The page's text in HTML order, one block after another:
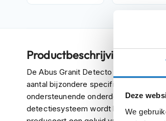
Deze
We
Fietshelmen
accessoires
Vizieren
Pinlocks
Tear-
offs
Productbeschrijving
De Abus Granit Detecto X Plus 8077
aantal bijzondere specificaties. De
ondersteunende onderdelen gemaakt
detectiesysteem wordt bij elke